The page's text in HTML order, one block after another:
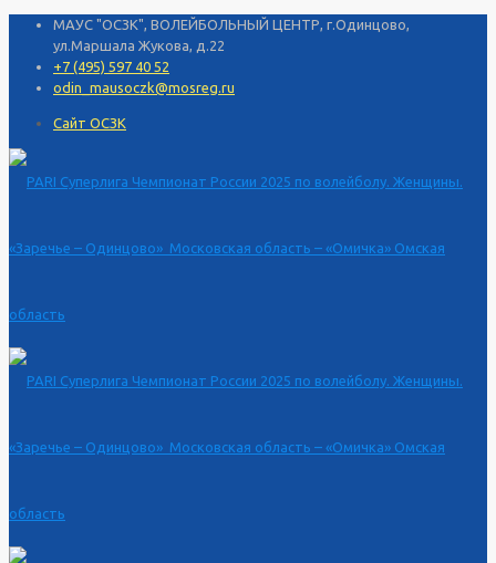
МАУС "ОСЗК", ВОЛЕЙБОЛЬНЫЙ ЦЕНТР, г.Одинцово,
ул.Маршала Жукова, д.22
+7 (495) 597 40 52
odin_mausoczk@mosreg.ru
Сайт ОСЗК